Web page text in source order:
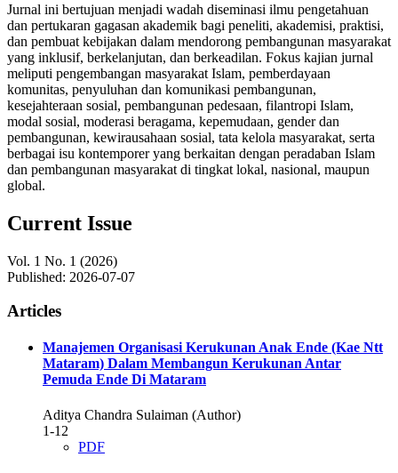
Jurnal ini bertujuan menjadi wadah diseminasi ilmu pengetahuan
dan pertukaran gagasan akademik bagi peneliti, akademisi, praktisi,
dan pembuat kebijakan dalam mendorong pembangunan masyarakat
yang inklusif, berkelanjutan, dan berkeadilan. Fokus kajian jurnal
meliputi pengembangan masyarakat Islam, pemberdayaan
komunitas, penyuluhan dan komunikasi pembangunan,
kesejahteraan sosial, pembangunan pedesaan, filantropi Islam,
modal sosial, moderasi beragama, kepemudaan, gender dan
pembangunan, kewirausahaan sosial, tata kelola masyarakat, serta
berbagai isu kontemporer yang berkaitan dengan peradaban Islam
dan pembangunan masyarakat di tingkat lokal, nasional, maupun
global.
Current Issue
Vol. 1 No. 1 (2026)
Published: 2026-07-07
Articles
Manajemen Organisasi Kerukunan Anak Ende (Kae Ntt
Mataram) Dalam Membangun Kerukunan Antar
Pemuda Ende Di Mataram
Aditya Chandra Sulaiman (Author)
1-12
PDF